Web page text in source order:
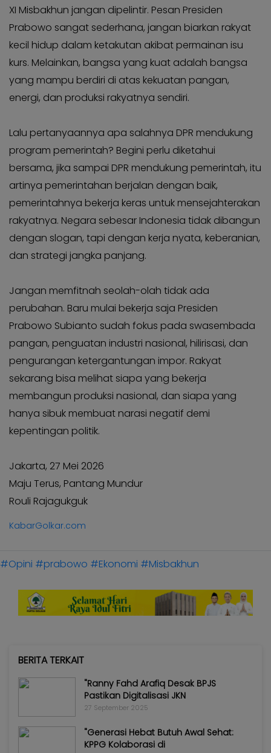
XI Misbakhun jangan dipelintir. Pesan Presiden
Prabowo sangat sederhana, jangan biarkan rakyat
kecil hidup dalam ketakutan akibat permainan isu
kurs. Melainkan, bangsa yang kuat adalah bangsa
yang mampu berdiri di atas kekuatan pangan,
energi, dan produksi rakyatnya sendiri.
Lalu pertanyaannya apa salahnya DPR mendukung
program pemerintah? Begini perlu diketahui
bersama, jika sampai DPR mendukung pemerintah, itu
artinya pemerintahan berjalan dengan baik,
pemerintahnya bekerja keras untuk mensejahterakan
rakyatnya. Negara sebesar Indonesia tidak dibangun
dengan slogan, tapi dengan kerja nyata, keberanian,
dan strategi jangka panjang.
Jangan memfitnah seolah-olah tidak ada
perubahan. Baru mulai bekerja saja Presiden
Prabowo Subianto sudah fokus pada swasembada
pangan, penguatan industri nasional, hilirisasi, dan
pengurangan ketergantungan impor. Rakyat
sekarang bisa melihat siapa yang bekerja
membangun produksi nasional, dan siapa yang
hanya sibuk membuat narasi negatif demi
kepentingan politik.
Jakarta, 27 Mei 2026
Maju Terus, Pantang Mundur
Rouli Rajagukguk
KabarGolkar.com
#Opini #prabowo #Ekonomi #Misbakhun
BERITA TERKAIT
"Ranny Fahd Arafiq Desak BPJS
Pastikan Digitalisasi JKN
27 September 2025
"Generasi Hebat Butuh Awal Sehat:
KPPG Kolaborasi di